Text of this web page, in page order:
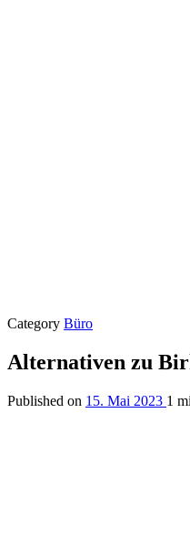
Category Büro
Alternativen zu
Published on 15. Mai 2023 1